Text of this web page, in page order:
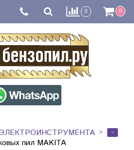
0 0
ЭЛЕКТРОИНСТРУМЕНТА
-
пил MAKITA